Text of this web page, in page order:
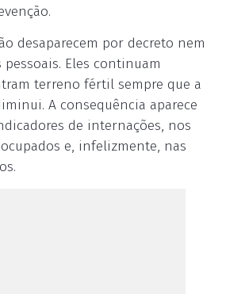
desaparecem por decreto nem
Eles continuam
terreno fértil sempre que a
A consequência aparece
de internações, nos
e, infelizmente, nas